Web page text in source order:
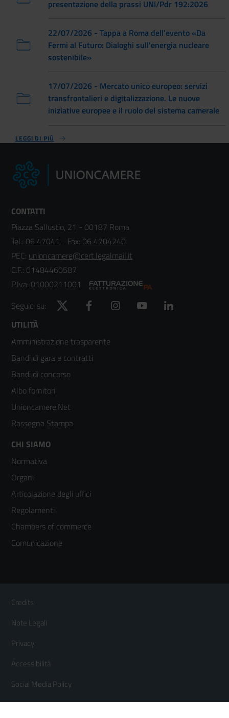
presentazione della prassi UNI/Pdr 192:2026
22/07/2026 - Tappa a Roma dell'evento «Da
Fermi al Futuro: Dialoghi sull'energia nucleare
sostenibile»
17/07/2026 - Mercato unico europeo: servizi
transfrontalieri e digitalizzazione. Le nuove
iniziative europee e il ruolo del sistema camerale
LEGGI DI PIÙ
CONTATTI
Piazza Sallustio, 21 - 00187 Roma
Tel.: 06 47041 - Fax: 06 4704240
PEC: unioncamere@cert.legalmail.it
C.F.: 01484460587
P.Iva: 01000211001
Seguici su:
Twitter Facebook Instagram YouTube
Footer
menù
colonna
2
UTILITÀ
Amministrazione trasparente
Bandi di gara e contratti
Bandi di concorso
Albo fornitori
Unioncamere.Net
Rassegna Stampa
Footer
menù
colonna
3
CHI SIAMO
Normativa
Organi
Articolazione degli uffici
Regolamenti
Chambers of commerce
Comunicazione
Footer
Menù
orizzontale
Credits
Note Legali
Privacy
Accessibilità
Social Media Policy